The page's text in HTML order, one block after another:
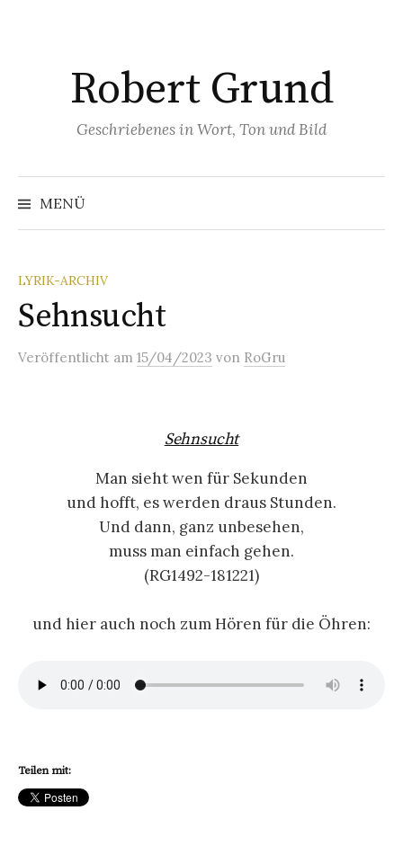
Robert Grund
Geschriebenes in Wort, Ton und Bild
MENÜ
Suchen
LYRIK-ARCHIV
Sehnsucht
Veröffentlicht am 15/04/2023 von RoGru
Sehnsucht
Man sieht wen für Sekunden
und hofft, es werden draus Stunden.
Und dann, ganz unbesehen,
muss man einfach gehen.
(RG1492-181221)
und hier auch noch zum Hören für die Öhren:
Teilen mit: